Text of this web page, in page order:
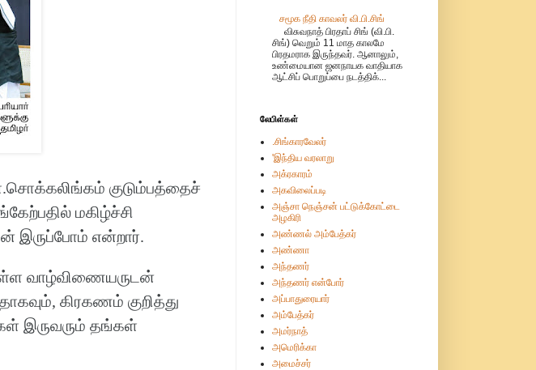
குடும்பத்தைச்
மகிழ்ச்சி
இருப்போம் என்றார்.
வாழ்விணையருடன்
கிரகணம் குறித்து
இருவரும் தங்கள்
சமூக நீதி காவலர் வி.பி.சிங்
விசுவநாத் பிரதாப் சிங் (வி.பி.
சிங்) வெறும் 11 மாத காலமே
பிரதமராக இருந்தவர். ஆனாலும்,
உண்மையான ஜனநாயக வாதியாக
ஆட்சிப் பொறுப்பை நடத்திக்...
லேபிள்கள்
.சிங்காரவேலர்
'இந்திய வரலாறு
அக்ரகாரம்
அகவிலைப்படி
அஞ்சா நெஞ்சன் பட்டுக்கோட்டை
அழகிரி
அண்ணல் அம்பேத்கர்
அண்ணா
அந்தணர்
அந்தணர் என்போர்
அப்பாதுரையார்
அம்பேத்கர்
அமர்நாத்
அமெரிக்கா
அமைச்சர்